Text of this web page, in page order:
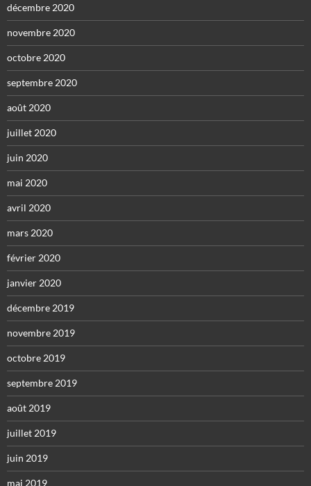
décembre 2020
novembre 2020
octobre 2020
septembre 2020
août 2020
juillet 2020
juin 2020
mai 2020
avril 2020
mars 2020
février 2020
janvier 2020
décembre 2019
novembre 2019
octobre 2019
septembre 2019
août 2019
juillet 2019
juin 2019
mai 2019